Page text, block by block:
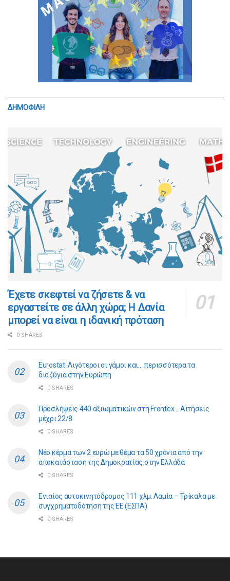
ΔΗΜΟΦΙΛΗ
​​Έχετε σκεφτεί να ζήσετε & να
εργαστείτε σε άλλη χώρα; Η Δανία
μπορεί να είναι η ιδανική πρόταση
0 SHARES
Eurostat: Λιγότεροι οι γάμοι και… περισσότερα τα
διαζύγια στην Ευρώπη
0 SHARES
Προσλήψεις 440 αξιωματικών στη Frontex… Αιτήσεις
μέχρι 22/8
0 SHARES
Νέο κέρμα των 2 ευρώ με θέμα τα 50 χρόνια από την
αποκατάσταση της Δημοκρατίας στην Ελλάδα
0 SHARES
Ενιαίος αυτοκινητόδρομος 111 χλμ. Λαμία – Τρίκαλα με
συγχρηματοδότηση της ΕE (ΕΣΠΑ)
0 SHARES